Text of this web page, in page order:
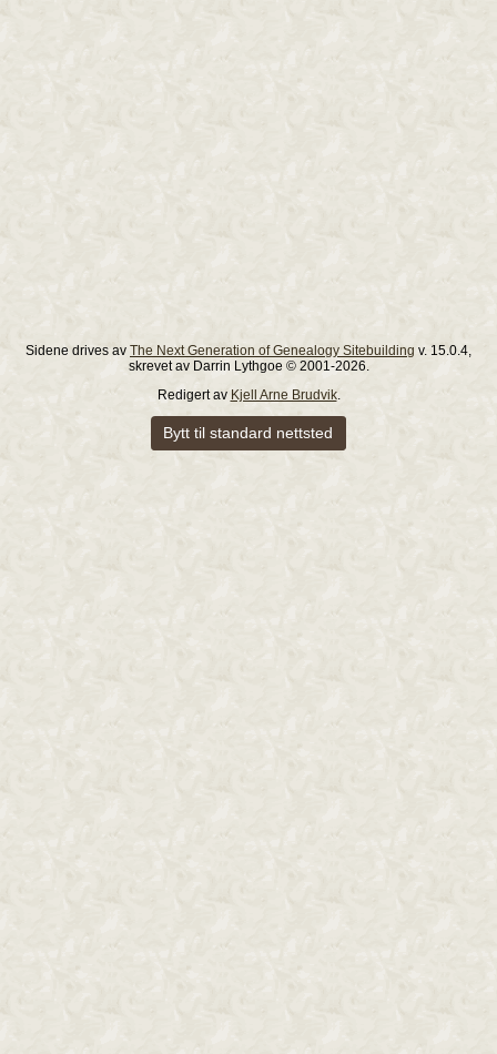
Sidene drives av The Next Generation of Genealogy Sitebuilding v. 15.0.4,
skrevet av Darrin Lythgoe © 2001-2026.
Redigert av Kjell Arne Brudvik.
Bytt til standard nettsted